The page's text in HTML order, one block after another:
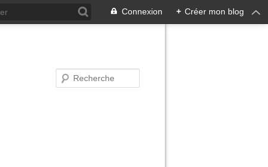
Connexion + Créer mon blog